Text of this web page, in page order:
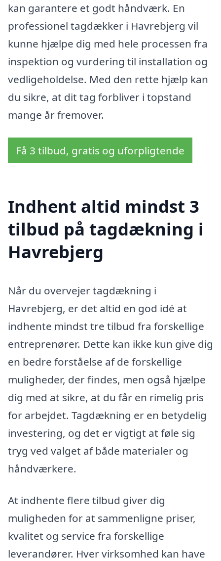
kan garantere et godt håndværk. En
professionel tagdækker i Havrebjerg vil
kunne hjælpe dig med hele processen fra
inspektion og vurdering til installation og
vedligeholdelse. Med den rette hjælp kan
du sikre, at dit tag forbliver i topstand
mange år fremover.
Få 3 tilbud, gratis og uforpligtende
Indhent altid mindst 3
tilbud på tagdækning i
Havrebjerg
Når du overvejer tagdækning i
Havrebjerg, er det altid en god idé at
indhente mindst tre tilbud fra forskellige
entreprenører. Dette kan ikke kun give dig
en bedre forståelse af de forskellige
muligheder, der findes, men også hjælpe
dig med at sikre, at du får en rimelig pris
for arbejdet. Tagdækning er en betydelig
investering, og det er vigtigt at føle sig
tryg ved valget af både materialer og
håndværkere.
At indhente flere tilbud giver dig
muligheden for at sammenligne priser,
kvalitet og service fra forskellige
leverandører. Hver virksomhed kan have